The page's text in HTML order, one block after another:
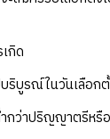
กิด
ริบูรณ์ในวันเลือก
กว่าปริญญาตรีหรือ